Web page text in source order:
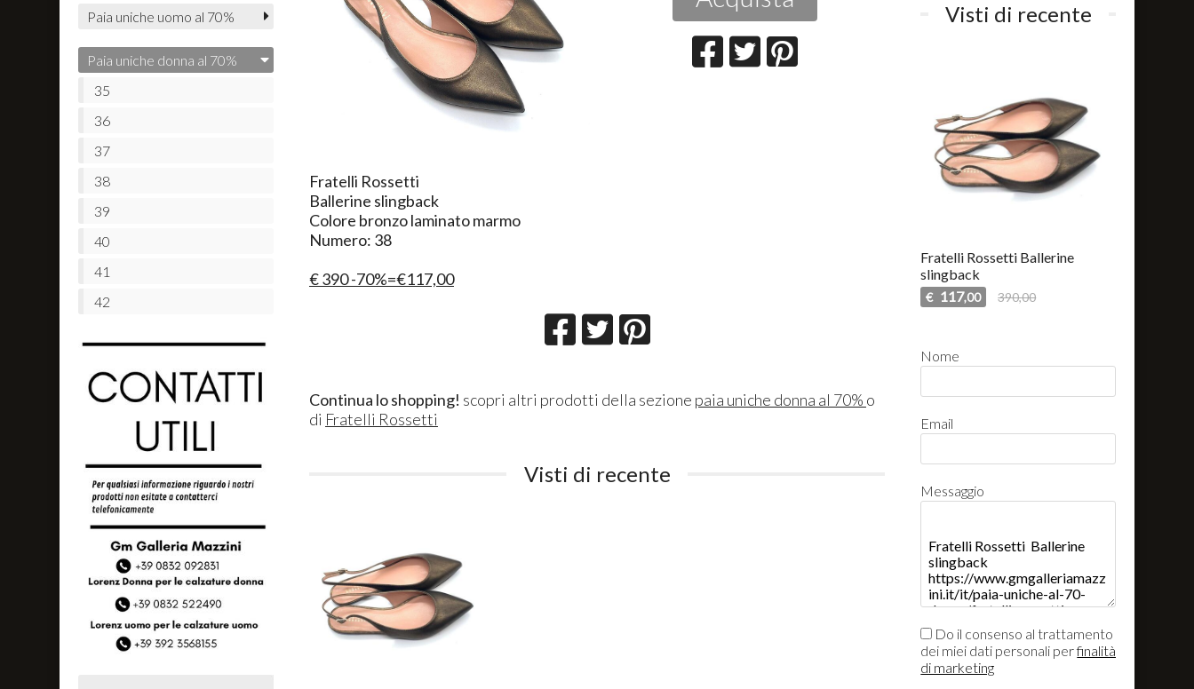
Fratelli Rossetti
Ballerine slingback
Colore bronzo laminato marmo
Numero: 38
€ 390 -70%=€117,00
Continua lo shopping! scopri altri prodotti della sezione paia uniche donna al 70% o
di Fratelli Rossetti
Visti di recente
Paia uniche uomo al 70%
Paia uniche donna al 70%
35
36
37
38
39
40
41
42
Visti di recente
Fratelli Rossetti Ballerine
slingback
€ 117,00 390,00
Nome
Email
Messaggio
Do il consenso al trattamento
dei miei dati personali perfinalità
di marketing